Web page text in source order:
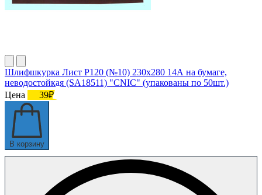
Шлифшкурка Лист Р120 (№10) 230х280 14А на бумаге,
неводостойкая (SA18511) "CNIC" (упакованы по 50шт.)
Цена
39₽
В корзину